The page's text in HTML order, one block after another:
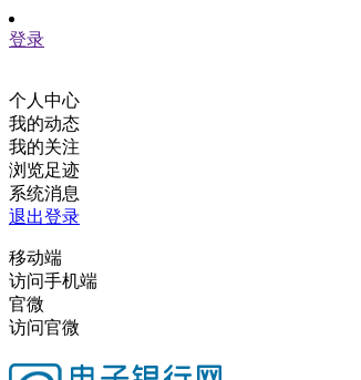
登录
个人中心
我的动态
我的关注
浏览足迹
系统消息
退出登录
移动端
访问手机端
官微
访问官微